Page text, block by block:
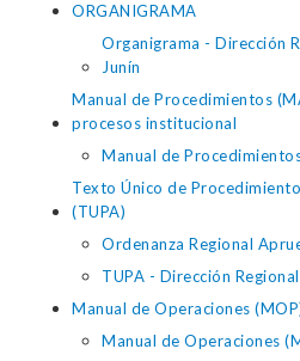
ORGANIGRAMA
Organigrama - Dirección
Junín
Manual de Procedimientos
procesos institucional
Manual de
Texto Único de
(TUPA)
Ordenanza Regional
TUPA - Dirección
Manual de Operaciones
Manual de Operaciones